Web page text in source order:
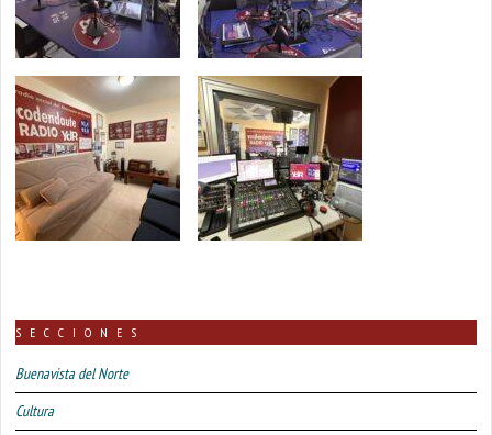
SECCIONES
Buenavista del Norte
Cultura